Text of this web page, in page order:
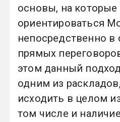
основы, на которые
ориентироваться
непосредственно в
прямых
этом данный
одним из
исходить в целом
том числе и